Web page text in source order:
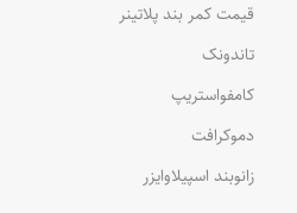
قیمت کمر بند پلاتینر
تاندونک
کامفواستریپ
دموکرافت
زانوبند اسپیلاوایزر